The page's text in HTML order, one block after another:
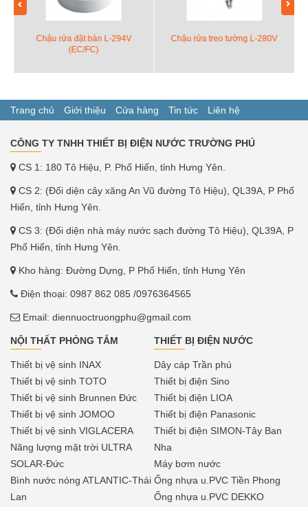
Chậu rửa đặt bàn L-294V
(EC/FC)
Chậu rửa treo tường L-280V
Trang chủ Giới thiệu Cửa hàng Tin tức Liên hệ
CÔNG TY TNHH THIẾT BỊ ĐIỆN NƯỚC TRƯỜNG PHÚ
CS 1: 180 Tô Hiệu, P. Phố Hiến, tỉnh Hưng Yên.
CS 2: (Đối diện cây xăng An Vũ đường Tô Hiệu), QL39A, P Phố
Hiến, tỉnh Hưng Yên.
CS 3: (Đối diện nhà máy nước sạch đường Tô Hiệu), QL39A, P
Phố Hiến, tỉnh Hưng Yên.
Kho hàng: Đường Dựng, P Phố Hiến, tỉnh Hưng Yên
Điện thoại: 0987 862 085 /0976364565
Email: diennuoctruongphu@gmail.com
NỘI THẤT PHÒNG TẮM
Thiết bị vệ sinh INAX
Thiết bị vệ sinh TOTO
Thiết bị vệ sinh Brunnen Đức
Thiết bị vệ sinh JOMOO
Thiết bị vệ sinh VIGLACERA
Năng lượng mặt trời ULTRA
SOLAR-Đức
Bình nước nóng ATLANTIC-Thái
Lan
THIẾT BỊ ĐIỆN NƯỚC
Dây cáp Trần phú
Thiết bị điện Sino
Thiết bị điện LIOA
Thiết bị điện Panasonic
Thiết bị điện SIMON-Tây Ban
Nha
Máy bơm nước
Ống nhựa u.PVC Tiền Phong
Ống nhựa u.PVC DEKKO